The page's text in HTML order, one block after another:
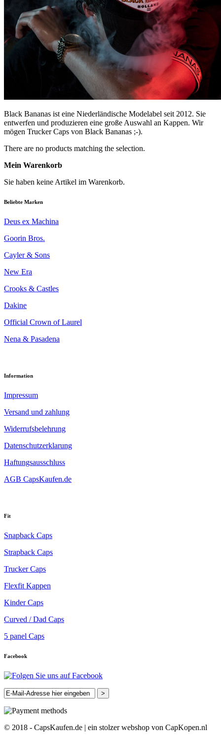
Black Bananas ist eine Niederländische Modelabel seit 2012. Sie
entwerfen und produzieren eine große Auswahl an Kappen. Wir
mögen Trucker Caps von Black Bananas ;-).
There are no products matching the selection.
Mein Warenkorb
Sie haben keine Artikel im Warenkorb.
Beliebte Marken
Deus ex Machina
Goorin Bros.
Cayler & Sons
New Era
Crooks & Castles
Dakine
Official Crown of Laurel
Nena & Pasadena
Information
Impressum
Versand und zahlung
Widerrufsbelehrung
Datenschutzerklarung
Haftungsausschluss
AGB CapsKaufen.de
Fit
Snapback Caps
Strapback Caps
Trucker Caps
Flexfit Kappen
Kinder Caps
Curved / Dad Caps
5 panel Caps
Facebook
>
© 2018 - CapsKaufen.de | ein stolzer webshop von CapKopen.nl